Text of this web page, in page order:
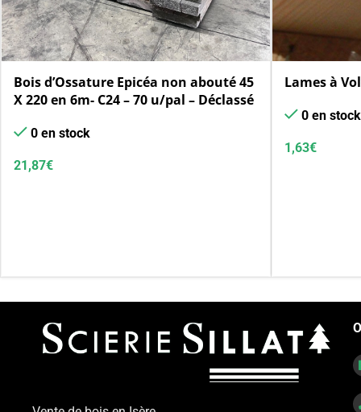
Bois d’Ossature Epicéa non abouté 45
X 220 en 6m- C24 – 70 u/pal – Déclassé
0 en stock
21,87€
Lames à
0 en stock
1,63€